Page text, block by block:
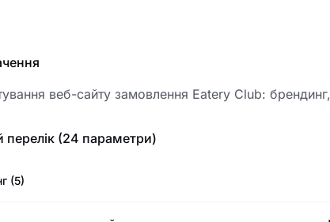
веб-сайту замовлення Eatery Club: брендинг,
перелік (24 параметри)
(5)